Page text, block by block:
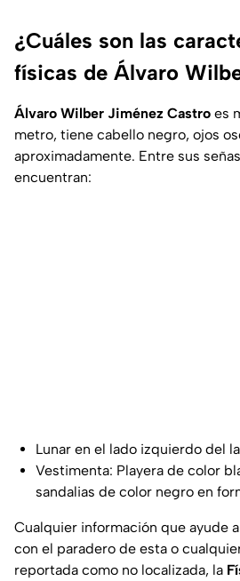
¿Cuáles son las
físicas de Álvaro
Álvaro Wilber Jiménez Castro es
metro, tiene cabello negro, ojos
aproximadamente. Entre sus
encuentran:
Lunar en el lado izquierdo del
Vestimenta: Playera de color
sandalias de color negro en
Cualquier información que ayude
con el paradero de esta o
reportada como no localizada, la